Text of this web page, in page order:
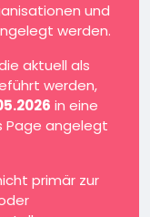
und
werden.
aktuell als
werden,
in eine
Page angelegt
primär zur